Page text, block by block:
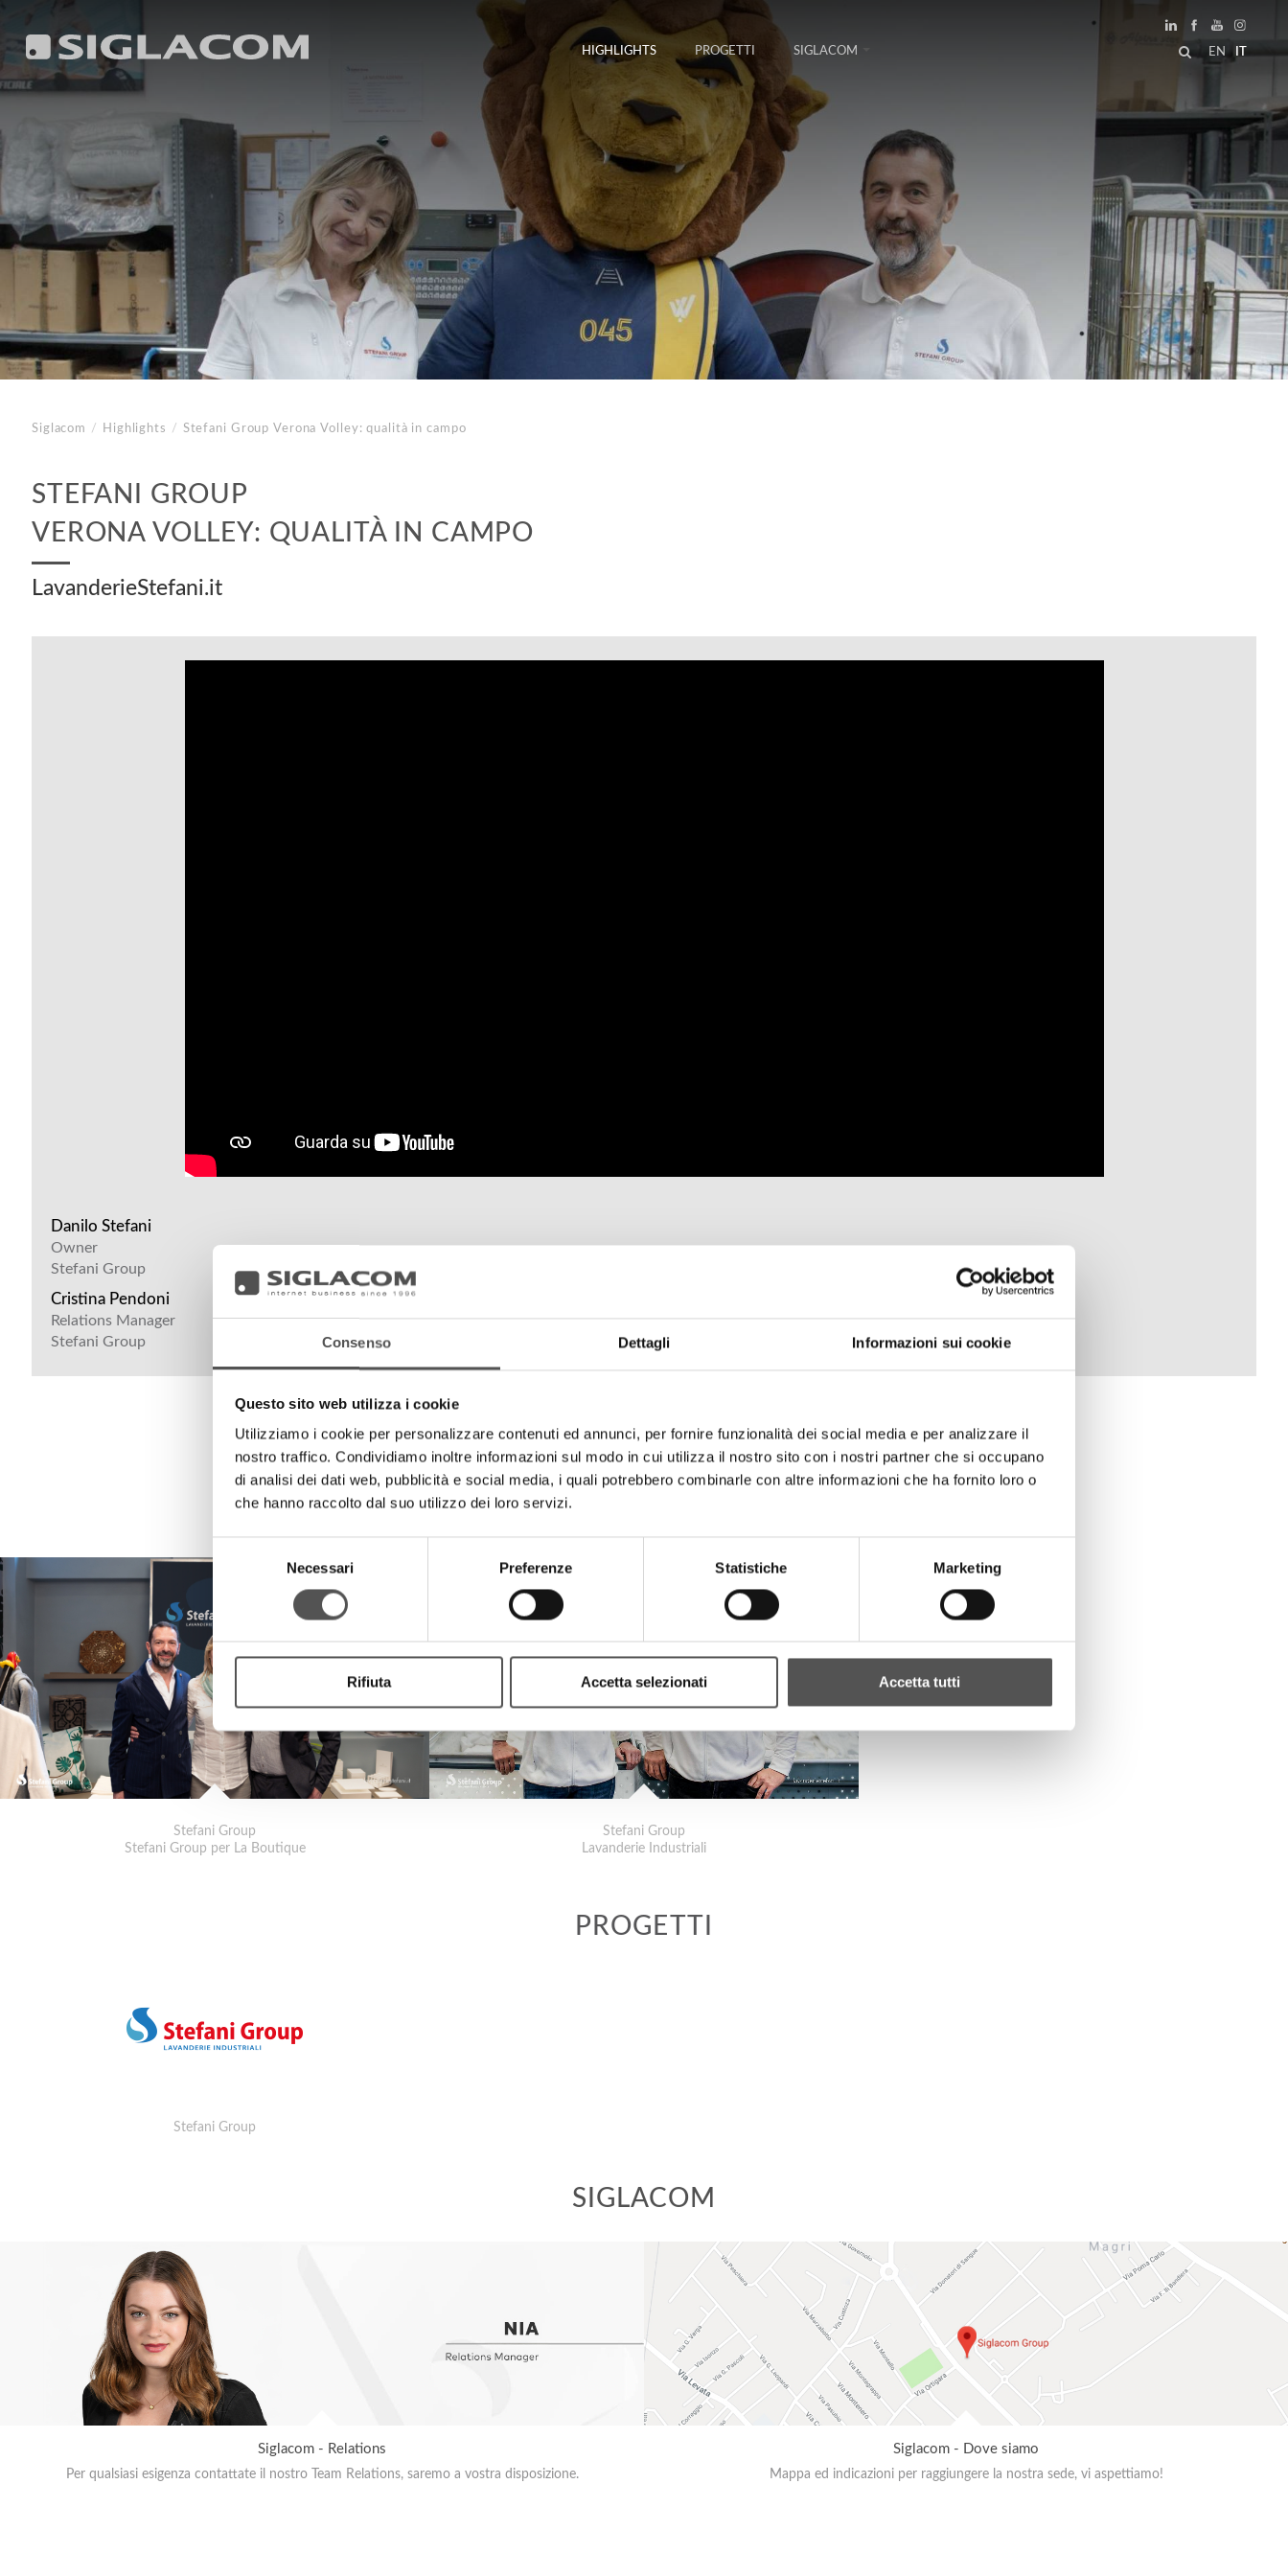
Consenso Dettagli Informazioni sui cookie
Questo sito web utilizza i cookie
Utilizziamo i cookie per personalizzare contenuti ed annunci, per fornire funzionalità dei social media e per analizzare il
nostro traffico. Condividiamo inoltre informazioni sul modo in cui utilizza il nostro sito con i nostri partner che si occupano
di analisi dei dati web, pubblicità e social media, i quali potrebbero combinarle con altre informazioni che ha fornito loro o
che hanno raccolto dal suo utilizzo dei loro servizi.
Necessari Preferenze Statistiche Marketing
Rifiuta Accetta selezionati Accetta tutti
EN IT
HIGHLIGHTS PROGETTI SIGLACOM
Siglacom / Highlights / Stefani GroupVerona Volley: qualità in campo
STEFANI GROUP
VERONA VOLLEY: QUALITÀ IN CAMPO
LavanderieStefani.it
Danilo Stefani
Owner
Stefani Group
Cristina Pendoni
Relations Manager
Stefani Group
Stefani Group
Stefani Group per La Boutique
Stefani Group
Lavanderie Industriali
PROGETTI
Stefani Group
SIGLACOM
Siglacom - Relations
Per qualsiasi esigenza contattate il nostro Team Relations, saremo a vostra disposizione.
Siglacom - Dove siamo
Mappa ed indicazioni per raggiungere la nostra sede, vi aspettiamo!